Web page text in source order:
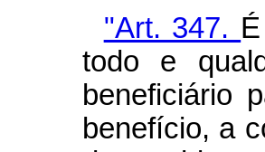
"Art. 347.
todo e
beneficiário
benefício, a